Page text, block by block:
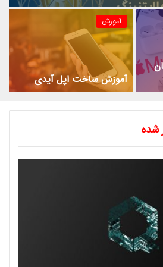
آموزش
آموزش ساخت اپل آیدی
شده